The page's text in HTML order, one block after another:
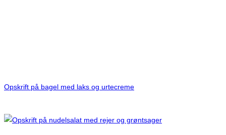
Opskrift på bagel med laks og urtecreme